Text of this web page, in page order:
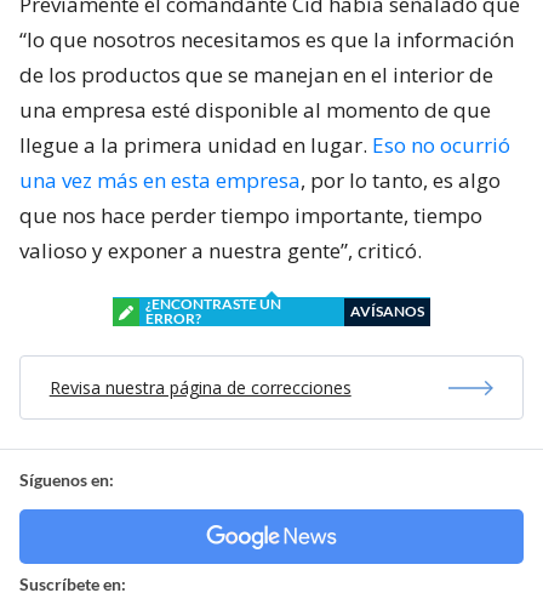
“lo que nosotros necesitamos es que la información
de los productos que se manejan en el interior de
una empresa esté disponible al momento de que
llegue a la primera unidad en lugar. Eso no ocurrió
una vez más en esta empresa, por lo tanto, es algo
que nos hace perder tiempo importante, tiempo
valioso y exponer a nuestra gente”, criticó.
¿ENCONTRASTE UN
ERROR?
AVÍSANOS
Revisa nuestra página de correcciones
Síguenos en:
Suscríbete en: